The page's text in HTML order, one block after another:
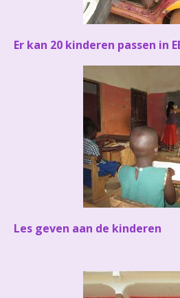
Er kan 20 kinderen passen in
Les geven aan de kinderen